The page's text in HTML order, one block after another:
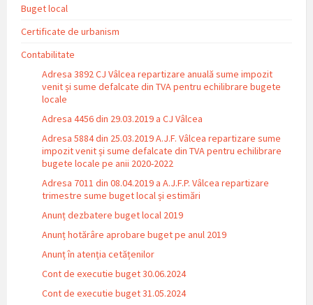
Buget local
Certificate de urbanism
Contabilitate
Adresa 3892 CJ Vâlcea repartizare anuală sume impozit
venit și sume defalcate din TVA pentru echilibrare bugete
locale
Adresa 4456 din 29.03.2019 a CJ Vâlcea
Adresa 5884 din 25.03.2019 A.J.F. Vâlcea repartizare sume
impozit venit și sume defalcate din TVA pentru echilibrare
bugete locale pe anii 2020-2022
Adresa 7011 din 08.04.2019 a A.J.F.P. Vâlcea repartizare
trimestre sume buget local și estimări
Anunț dezbatere buget local 2019
Anunț hotărâre aprobare buget pe anul 2019
Anunț în atenția cetățenilor
Cont de executie buget 30.06.2024
Cont de executie buget 31.05.2024